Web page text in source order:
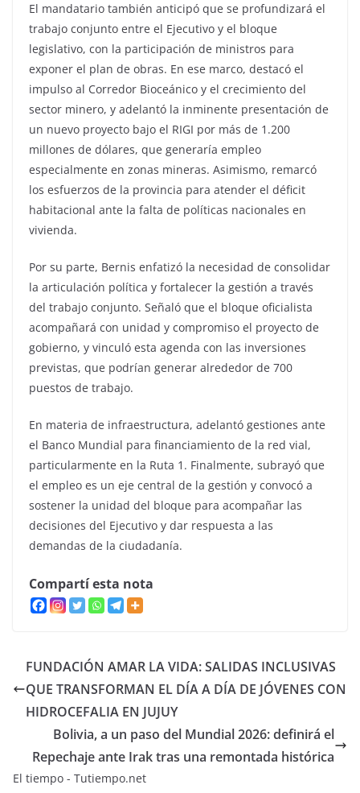
El mandatario también anticipó que se profundizará el
trabajo conjunto entre el Ejecutivo y el bloque
legislativo, con la participación de ministros para
exponer el plan de obras. En ese marco, destacó el
impulso al Corredor Bioceánico y el crecimiento del
sector minero, y adelantó la inminente presentación de
un nuevo proyecto bajo el RIGI por más de 1.200
millones de dólares, que generaría empleo
especialmente en zonas mineras. Asimismo, remarcó
los esfuerzos de la provincia para atender el déficit
habitacional ante la falta de políticas nacionales en
vivienda.
Por su parte, Bernis enfatizó la necesidad de consolidar
la articulación política y fortalecer la gestión a través
del trabajo conjunto. Señaló que el bloque oficialista
acompañará con unidad y compromiso el proyecto de
gobierno, y vinculó esta agenda con las inversiones
previstas, que podrían generar alrededor de 700
puestos de trabajo.
En materia de infraestructura, adelantó gestiones ante
el Banco Mundial para financiamiento de la red vial,
particularmente en la Ruta 1. Finalmente, subrayó que
el empleo es un eje central de la gestión y convocó a
sostener la unidad del bloque para acompañar las
decisiones del Ejecutivo y dar respuesta a las
demandas de la ciudadanía.
Compartí esta nota
FUNDACIÓN AMAR LA VIDA: SALIDAS INCLUSIVAS
QUE TRANSFORMAN EL DÍA A DÍA DE JÓVENES CON
HIDROCEFALIA EN JUJUY
Bolivia, a un paso del Mundial 2026: definirá el
Repechaje ante Irak tras una remontada histórica
El tiempo - Tutiempo.net